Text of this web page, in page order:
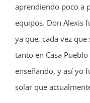
aprendiendo poco a
equipos. Don Alexis
ya que, cada vez
tanto en Casa
enseñando, y así yo
solar que